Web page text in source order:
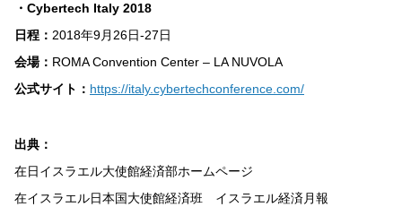
・Cybertech Italy 2018
日程： 2018年9月26日-27日
会場： ROMA Convention Center – LA NUVOLA
公式サイト： https://italy.cybertechconference.com/
出典：
在日イスラエル大使館経済部ホームページ
在イスラエル日本国大使館経済班 イスラエル経済月報